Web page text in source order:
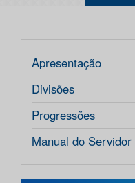
Apresentação
Divisões
Progressões
Manual do Servidor